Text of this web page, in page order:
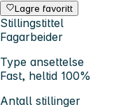
Lagre favoritt
Stillingstittel
Fagarbeider
Type ansettelse
Fast, heltid 100%
Antall stillinger